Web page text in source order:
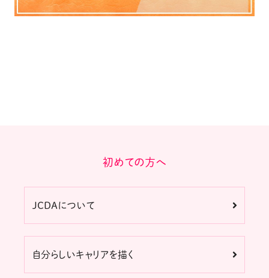
初めての方へ
JCDAについて
自分らしいキャリアを描く